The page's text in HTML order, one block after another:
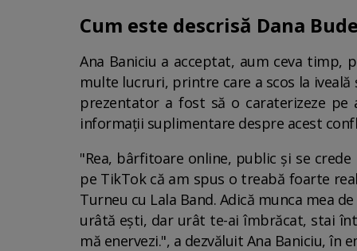
Cum este descrisă Dana
Ana Baniciu a acceptat, aum ceva timp,
multe lucruri, printre care a scos la iveală
prezentator a fost să o caraterizeze
informații suplimentare despre acest
"Rea, bârfitoare online, public și se
pe TikTok că am spus o treabă foarte
Turneu cu Lala Band. Adică munca mea
urâtă ești, dar urât te-ai îmbrăcat, stai
mă enervezi.", a dezvăluit Ana Baniciu, în